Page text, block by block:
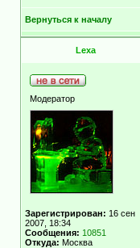
Вернуться к началу
Lexa
Модератор
Зарегистрирован: 16 сен
2007, 18:34
Сообщения: 10851
Откуда: Москва